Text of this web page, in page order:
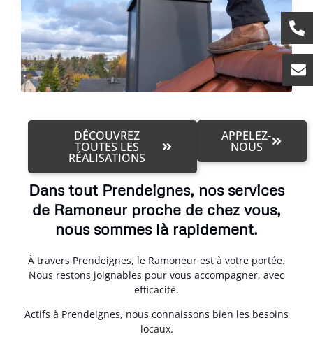
DÉCOUVREZ
TOUTES LES
RÉALISATIONS
APPELEZ-
NOUS
Dans tout Prendeignes, nos services
de Ramoneur proche de chez vous,
nous sommes là rapidement.
À travers Prendeignes, le Ramoneur est à votre portée.
Nous restons joignables pour vous accompagner, avec
efficacité.
Actifs à Prendeignes, nous connaissons bien les besoins
locaux.